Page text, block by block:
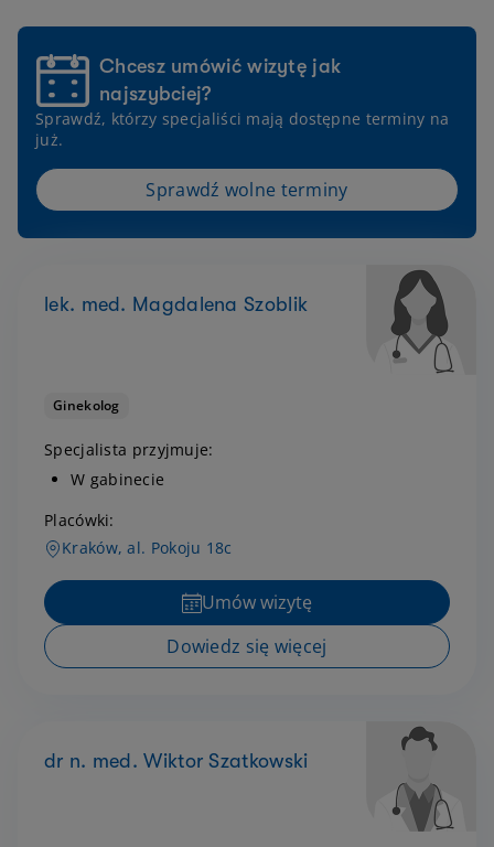
Chcesz umówić wizytę jak
najszybciej?
Sprawdź, którzy specjaliści mają dostępne terminy na
już.
Sprawdź wolne terminy
lek. med. Magdalena Szoblik
Ginekolog
Specjalista przyjmuje:
W gabinecie
Placówki:
Kraków, al. Pokoju 18c
Umów wizytę
Dowiedz się więcej
dr n. med. Wiktor Szatkowski